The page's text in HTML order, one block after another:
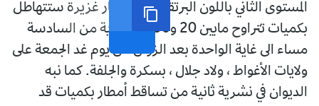
المستوى الثاني باللون البرتقالي، أن أمطار غزيرة ستتهاطل
بكميات تتراوح مابين 20 و30 ملم بداية من السادسة
مساء الى غاية الواحدة بعد الزوال من يوم غد الجمعة على
ولايات الأغواط ، ولاد جلال ، بسكرة والجلفة. كما نبه
الديوان في نشرية ثانية من تساقط أمطار بكميات قد